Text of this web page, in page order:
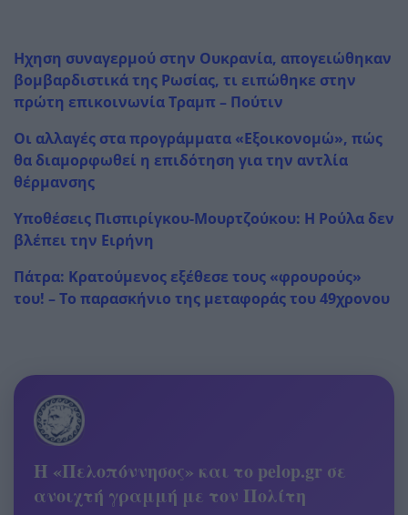
Ηχηση συναγερμού στην Ουκρανία, απογειώθηκαν
βομβαρδιστικά της Ρωσίας, τι ειπώθηκε στην
πρώτη επικοινωνία Τραμπ – Πούτιν
Οι αλλαγές στα προγράμματα «Εξοικονομώ», πώς
θα διαμορφωθεί η επιδότηση για την αντλία
θέρμανσης
Υποθέσεις Πισπιρίγκου-Μουρτζούκου: Η Ρούλα δεν
βλέπει την Ειρήνη
Πάτρα: Κρατούμενος εξέθεσε τους «φρουρούς»
του! – Το παρασκήνιο της μεταφοράς του 49χρονου
Η «Πελοπόννησος» και το pelop.gr σε
ανοιχτή γραμμή με τον Πολίτη